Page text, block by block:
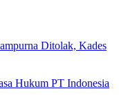
Ditolak, Kades
Hukum PT Indonesia